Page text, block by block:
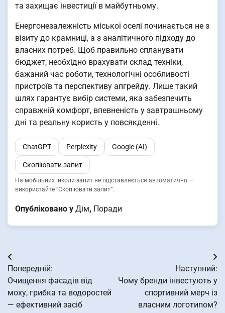
та захищає інвестиції в майбутньому.
Енергонезалежність міської оселі починається не з
візиту до крамниці, а з аналітичного підходу до
власних потреб. Щоб правильно спланувати
бюджет, необхідно врахувати склад техніки,
бажаний час роботи, технологічні особливості
пристроїв та перспективу апгрейду. Лише такий
шлях гарантує вибір системи, яка забезпечить
справжній комфорт, впевненість у завтрашньому
дні та реальну користь у повсякденні.
ChatGPT Perplexity Google (AI)
Скопіювати запит
На мобільних інколи запит не підставляється автоматично —
використайте “Скопіювати запит”.
Опубліковано у Дім, Поради
Навігація
записів
Попередній:
Очищення фасадів від
моху, грибка та водоростей
— ефективний засіб
Наступний:
Чому бренди інвестують у
спортивний мерч із
власним логотипом?